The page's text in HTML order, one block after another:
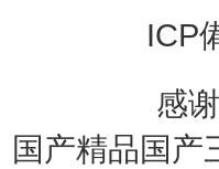
ICP
感
国产精品国产